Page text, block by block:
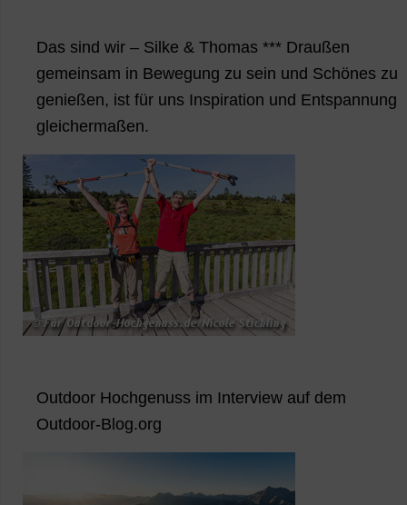
Das sind wir – Silke & Thomas *** Draußen
gemeinsam in Bewegung zu sein und Schönes zu
genießen, ist für uns Inspiration und Entspannung
gleichermaßen.
Outdoor Hochgenuss im Interview auf dem
Outdoor-Blog.org